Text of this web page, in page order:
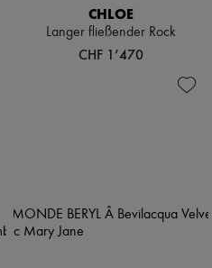
CHLOE
Langer fließender Rock
CHF 1’470